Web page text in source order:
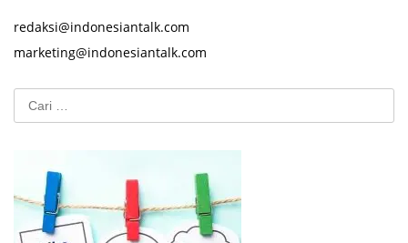
redaksi@indonesiantalk.com
marketing@indonesiantalk.com
Cari
untuk: